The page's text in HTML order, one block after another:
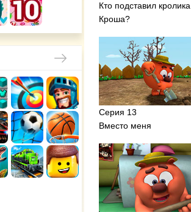
Кто подставил кролика
Кроша?
Серия 13
Вместо меня